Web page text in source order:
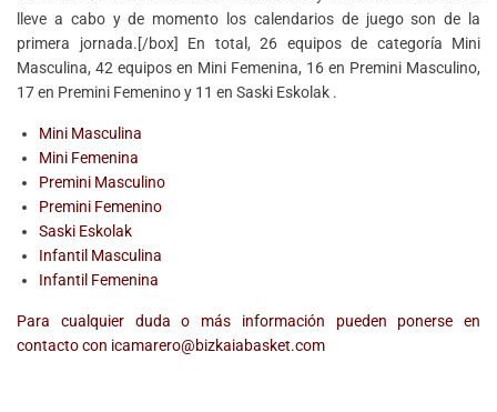
lleve a cabo y de momento los calendarios de juego son de la
primera jornada.[/box] En total, 26 equipos de categoría Mini
Masculina, 42 equipos en Mini Femenina, 16 en Premini Masculino,
17 en Premini Femenino y 11 en Saski Eskolak .
Mini Masculina
Mini Femenina
Premini Masculino
Premini Femenino
Saski Eskolak
Infantil Masculina
Infantil Femenina
Para cualquier duda o más información pueden ponerse en
contacto con icamarero@bizkaiabasket.com